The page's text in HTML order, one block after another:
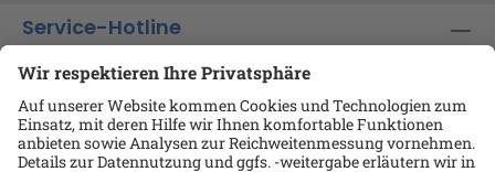
Service-Hotline
Shop-Service
Informationen